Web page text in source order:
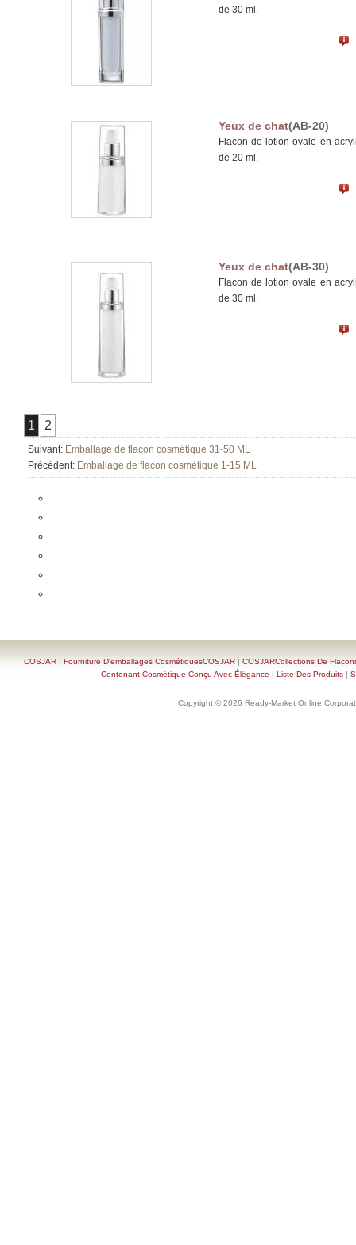
de 30 ml.
Yeux de chat(AB-20)
Flacon de lotion ovale en
de 20 ml.
Yeux de chat(AB-30)
Flacon de lotion ovale en
de 30 ml.
1 2
Suivant: Emballage de flacon cosmétique 31-50 ML
Précédent: Emballage de flacon cosmétique 1-15 ML
COSJAR | Fourniture D'emballages CosmétiquesCOSJAR | COSJARCollections De
Contenant Cosmétique Conçu Avec Élégance | Liste Des Produits |
Copyright © 2026 Ready-Market Online